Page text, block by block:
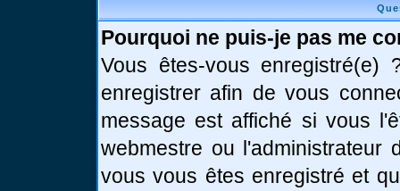
Pourquoi ne puis-je pas me
Vous êtes-vous enregistré(e)
enregistrer afin de vous
message est affiché si vous
webmestre ou l'administrateur
vous vous êtes enregistré et